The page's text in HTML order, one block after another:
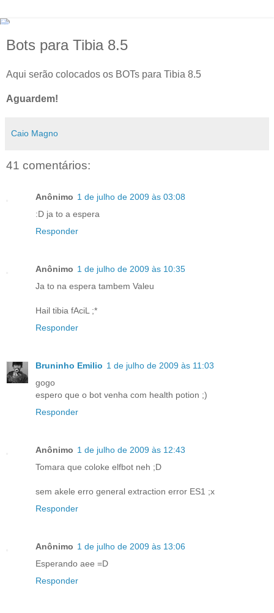
Bots para Tibia 8.5
Aqui serão colocados os BOTs para Tibia 8.5
Aguardem!
Caio Magno
41 comentários:
Anônimo 1 de julho de 2009 às 03:08
:D ja to a espera
Responder
Anônimo 1 de julho de 2009 às 10:35
Ja to na espera tambem Valeu
Hail tibia fAciL ;*
Responder
Bruninho Emilio 1 de julho de 2009 às 11:03
gogo
espero que o bot venha com health potion ;)
Responder
Anônimo 1 de julho de 2009 às 12:43
Tomara que coloke elfbot neh ;D
sem akele erro general extraction error ES1 ;x
Responder
Anônimo 1 de julho de 2009 às 13:06
Esperando aee =D
Responder